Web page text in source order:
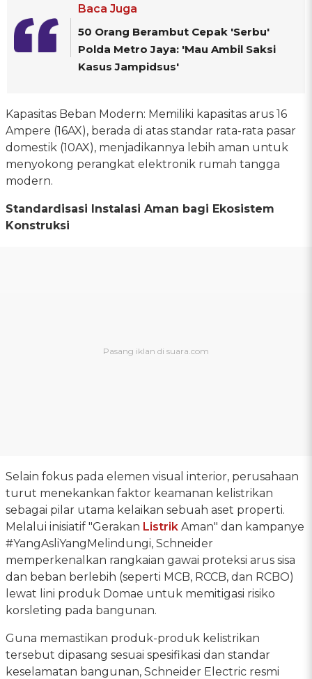
Baca Juga
50 Orang Berambut Cepak 'Serbu'
Polda Metro Jaya: 'Mau Ambil Saksi
Kasus Jampidsus'
Kapasitas Beban Modern: Memiliki kapasitas arus 16
Ampere (16AX), berada di atas standar rata-rata pasar
domestik (10AX), menjadikannya lebih aman untuk
menyokong perangkat elektronik rumah tangga
modern.
Standardisasi Instalasi Aman bagi Ekosistem
Konstruksi
Selain fokus pada elemen visual interior, perusahaan
turut menekankan faktor keamanan kelistrikan
sebagai pilar utama kelaikan sebuah aset properti.
Melalui inisiatif "Gerakan Listrik Aman" dan kampanye
#YangAsliYangMelindungi, Schneider
memperkenalkan rangkaian gawai proteksi arus sisa
dan beban berlebih (seperti MCB, RCCB, dan RCBO)
lewat lini produk Domae untuk memitigasi risiko
korsleting pada bangunan.
Guna memastikan produk-produk kelistrikan
tersebut dipasang sesuai spesifikasi dan standar
keselamatan bangunan, Schneider Electric resmi